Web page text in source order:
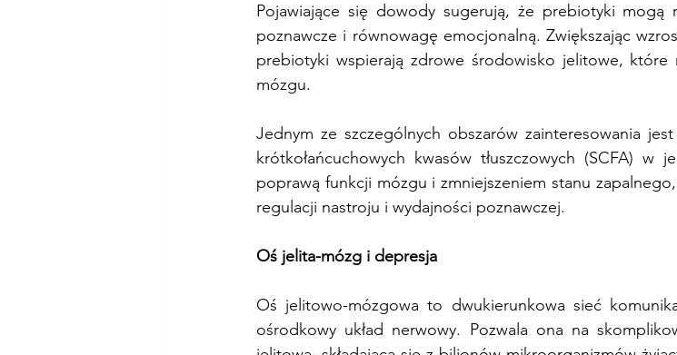
Pojawiające się dowody sugerują, że prebiotyki mogą
poznawcze i równowagę emocjonalną. Zwiększając
prebiotyki wspierają zdrowe środowisko jelitowe, które
mózgu.
Jednym ze szczególnych obszarów zainteresowania
krótkołańcuchowych kwasów tłuszczowych (SCFA) w
poprawą funkcji mózgu i zmniejszeniem stanu
regulacji nastroju i wydajności poznawczej.
Oś jelita-mózg i depresja
Oś jelitowo-mózgowa to dwukierunkowa sieć
ośrodkowy układ nerwowy. Pozwala ona na